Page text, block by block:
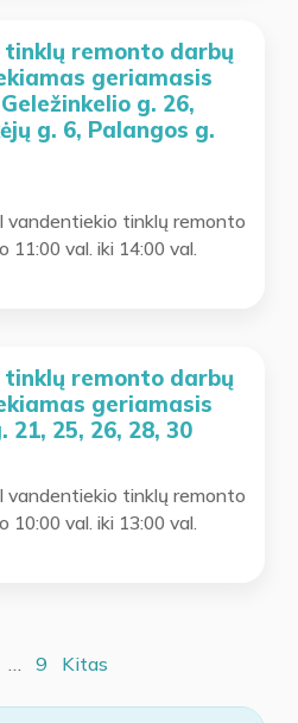
remonto darbų
geriamasis
g. 26,
g. 6, Palangos g.
vandentiekio tinklų remonto
val. iki 14:00 val.
remonto darbų
geriamasis
25, 26, 28, 30
vandentiekio tinklų remonto
val. iki 13:00 val.
… 9 Kitas